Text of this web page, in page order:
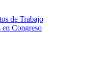
de Trabajo
en Congreso